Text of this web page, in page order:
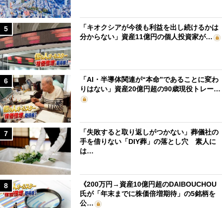
5
「キオクシアが今後も利益を出し続けるかは
分からない」資産11億円の個人投資家が…
6
「AI・半導体関連が“本命”であることに変わ
りはない」資産20億円超の90歳現役トレー…
7
「失敗すると取り返しがつかない」葬儀社の
手を借りない「DIY葬」の落とし穴 素人に
は…
8
《200万円→資産10億円超のDAIBOUCHOU
氏が「年末までに株価倍増期待」の5銘柄を
公…